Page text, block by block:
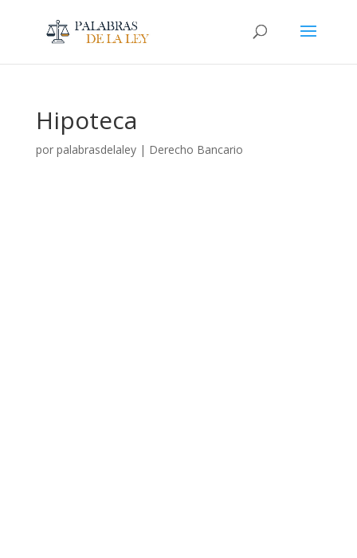
Hipoteca
por palabrasdelaley| Derecho Bancario